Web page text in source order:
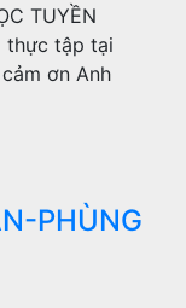
TUYỀN
thực tập tại
ơn Anh
PHÙNG